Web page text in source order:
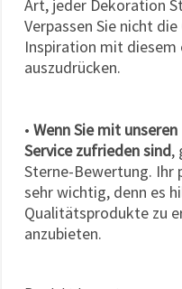
Art, jeder Dekoration
Verpassen Sie nicht
Inspiration mit diesem
auszudrücken.
• Wenn Sie mit
Service zufrieden sind,
Sterne-Bewertung. Ihr
sehr wichtig, denn es
Qualitätsprodukte zu
anzubieten.